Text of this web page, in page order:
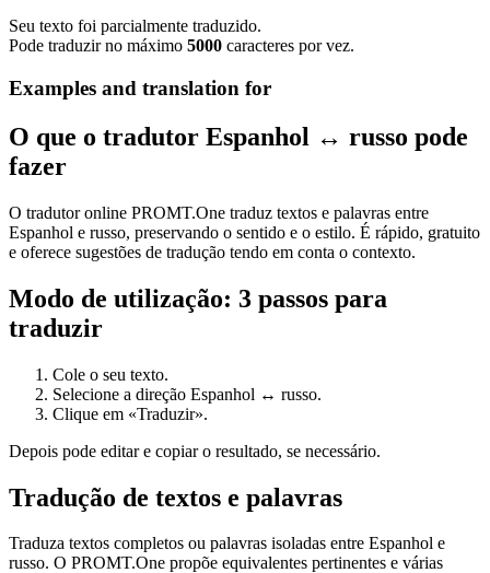
Seu texto foi parcialmente traduzido.
Pode traduzir no máximo 5000 caracteres por vez.
Examples and translation for
O que o tradutor Espanhol ↔ russo pode
fazer
O tradutor online PROMT.One traduz textos e palavras entre
Espanhol e russo, preservando o sentido e o estilo. É rápido, gratuito
e oferece sugestões de tradução tendo em conta o contexto.
Modo de utilização: 3 passos para
traduzir
Cole o seu texto.
Selecione a direção Espanhol ↔ russo.
Clique em «Traduzir».
Depois pode editar e copiar o resultado, se necessário.
Tradução de textos e palavras
Traduza textos completos ou palavras isoladas entre Espanhol e
russo. O PROMT.One propõe equivalentes pertinentes e várias